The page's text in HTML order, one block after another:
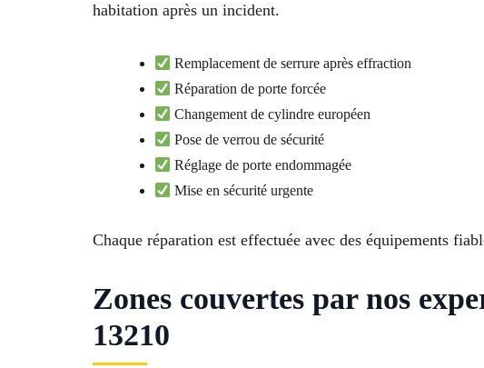
habitation après un incident.
Remplacement de serrure après effraction
Réparation de porte forcée
Changement de cylindre européen
Pose de verrou de sécurité
Réglage de porte endommagée
Mise en sécurité urgente
Chaque réparation est effectuée avec des équipements
Zones couvertes par nos
13210